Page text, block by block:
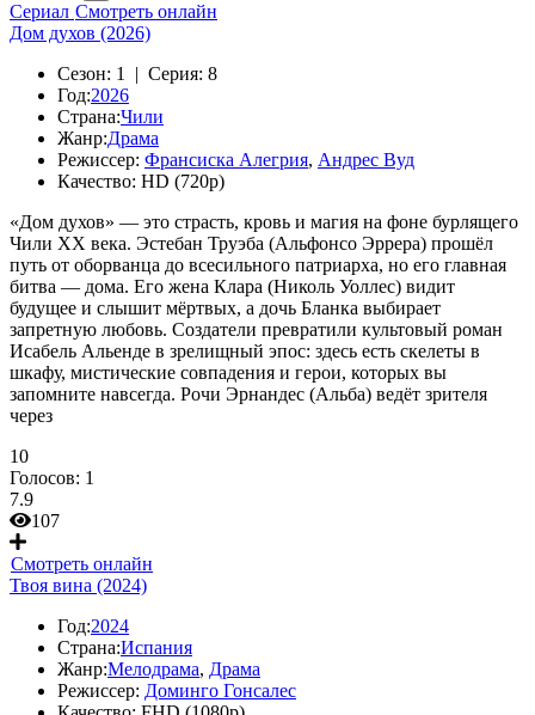
Сериал Смотреть онлайн
Дом духов (2026)
Сезон: 1 | Серия: 8
Год:2026
Страна:Чили
Жанр:Драма
Режиссер: Франсиска Алегрия, Андрес Вуд
Качество: HD (720p)
«Дом духов» — это страсть, кровь и магия на фоне бурлящего
Чили XX века. Эстебан Труэба (Альфонсо Эррера) прошёл
путь от оборванца до всесильного патриарха, но его главная
битва — дома. Его жена Клара (Николь Уоллес) видит
будущее и слышит мёртвых, а дочь Бланка выбирает
запретную любовь. Создатели превратили культовый роман
Исабель Альенде в зрелищный эпос: здесь есть скелеты в
шкафу, мистические совпадения и герои, которых вы
запомните навсегда. Рочи Эрнандес (Альба) ведёт зрителя
через
10
Голосов: 1
7.9
107
Смотреть онлайн
Твоя вина (2024)
Год:2024
Страна:Испания
Жанр:Мелодрама, Драма
Режиссер: Доминго Гонсалес